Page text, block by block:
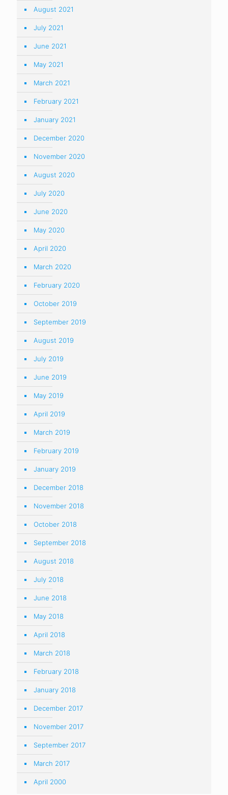
August 2021
July 2021
June 2021
May 2021
March 2021
February 2021
January 2021
December 2020
November 2020
August 2020
July 2020
June 2020
May 2020
April 2020
March 2020
February 2020
October 2019
September 2019
August 2019
July 2019
June 2019
May 2019
April 2019
March 2019
February 2019
January 2019
December 2018
November 2018
October 2018
September 2018
August 2018
July 2018
June 2018
May 2018
April 2018
March 2018
February 2018
January 2018
December 2017
November 2017
September 2017
March 2017
April 2000